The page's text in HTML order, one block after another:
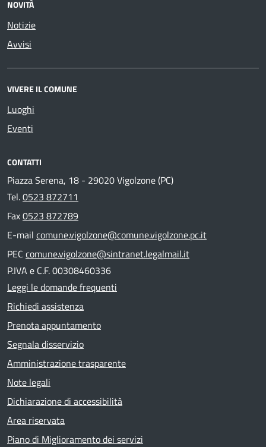
NOVITÀ
Notizie
Avvisi
VIVERE IL COMUNE
Luoghi
Eventi
CONTATTI
Piazza Serena, 18 - 29020 Vigolzone (PC)
Tel.0523 872711
Fax0523 872789
E-mail comune.vigolzone@comune.vigolzone.pc.it
PEC comune.vigolzone@sintranet.legalmail.it
P.IVA e C.F. 00308460336
Leggi le domande frequenti
Richiedi assistenza
Prenota appuntamento
Segnala disservizio
Amministrazione trasparente
Note legali
Dichiarazione di accessibilità
Area riservata
Piano di Miglioramento dei servizi